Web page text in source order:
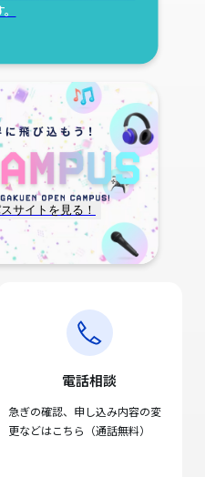
サイトを見る！
電話相談
急ぎの確認、申し込み内容の変
更などはこちら（通話無料）